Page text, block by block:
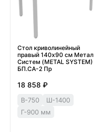
Стол криволинейный
правый 140х90 см Метал
Систем (METAL SYSTEM)
БП.СА-2 Пр
18 858 ₽
В-750
Ш-1400
Г-900 мм